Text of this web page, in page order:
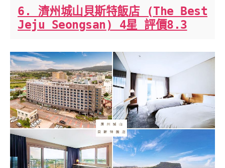
6. 濟州城山貝斯特飯店 (The Best
Jeju Seongsan) 4星 評價8.3